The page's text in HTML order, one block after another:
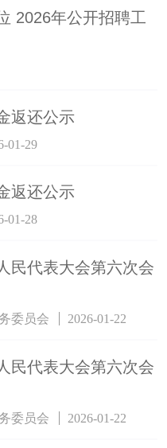
2026年公开招聘工
返还公示
01-29
返还公示
01-28
民代表大会第六次会
委员会 2026-01-22
民代表大会第六次会
委员会 2026-01-22